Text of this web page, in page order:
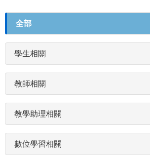
最
消
(field_newstags)
全部
學生相關
教師相關
教學助理相關
數位學習相關